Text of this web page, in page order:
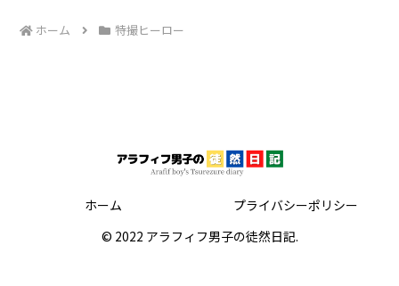
ホーム 特撮ヒーロー
ホーム
プライバシーポリシー
© 2022 アラフィフ男子の徒然日記.